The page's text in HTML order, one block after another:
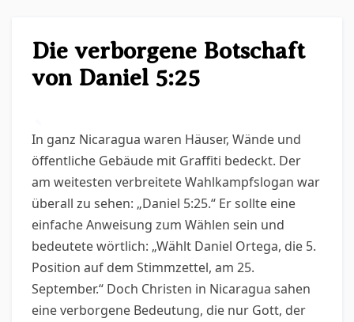
Die verborgene Botschaft
von Daniel 5:25
In ganz Nicaragua waren Häuser, Wände und
öffentliche Gebäude mit Graffiti bedeckt. Der
am weitesten verbreitete Wahlkampfslogan war
überall zu sehen: „Daniel 5:25.“ Er sollte eine
einfache Anweisung zum Wählen sein und
bedeutete wörtlich: „Wählt Daniel Ortega, die 5.
Position auf dem Stimmzettel, am 25.
September.“ Doch Christen in Nicaragua sahen
eine verborgene Bedeutung, die nur Gott, der